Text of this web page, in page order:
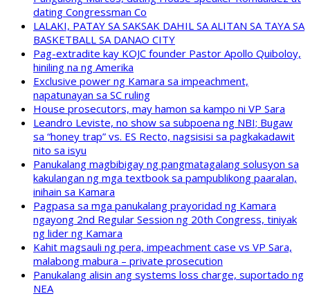
dating Congressman Co
LALAKI, PATAY SA SAKSAK DAHIL SA ALITAN SA TAYA SA
BASKETBALL SA DANAO CITY
Pag-extradite kay KOJC founder Pastor Apollo Quiboloy,
hiniling na ng Amerika
Exclusive power ng Kamara sa impeachment,
napatunayan sa SC ruling
House prosecutors, may hamon sa kampo ni VP Sara
Leandro Leviste, no show sa subpoena ng NBI; Bugaw
sa “honey trap” vs. ES Recto, nagsisisi sa pagkakadawit
nito sa isyu
Panukalang magbibigay ng pangmatagalang solusyon sa
kakulangan ng mga textbook sa pampublikong paaralan,
inihain sa Kamara
Pagpasa sa mga panukalang prayoridad ng Kamara
ngayong 2nd Regular Session ng 20th Congress, tiniyak
ng lider ng Kamara
Kahit magsauli ng pera, impeachment case vs VP Sara,
malabong mabura – private prosecution
Panukalang alisin ang systems loss charge, suportado ng
NEA